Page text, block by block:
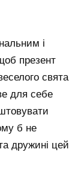
і
презент
свята
для себе
б не
дружині цей